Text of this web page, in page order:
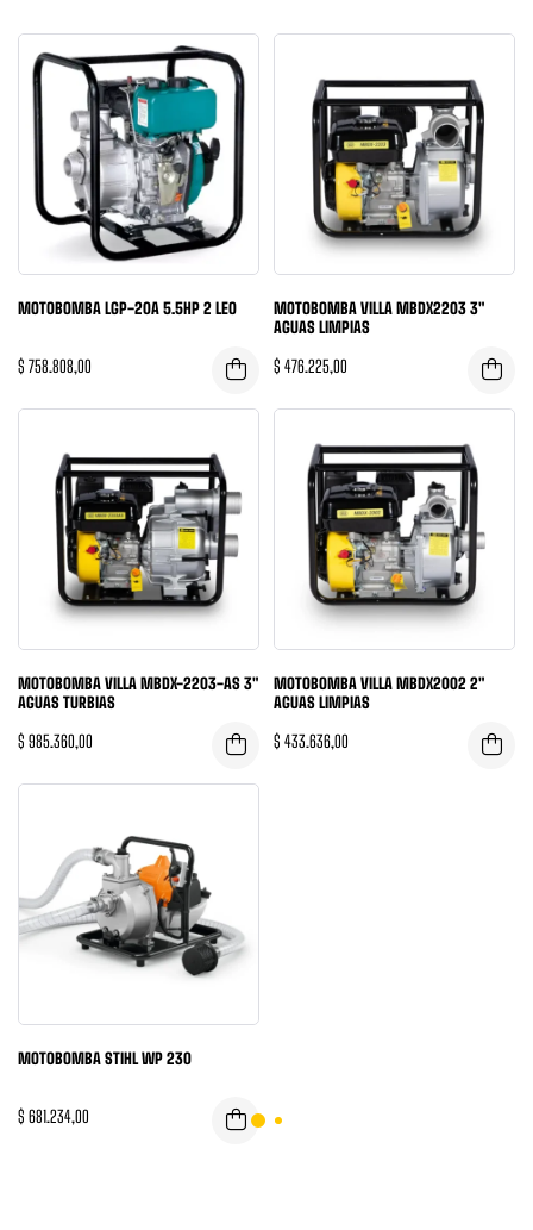
MOTOBOMBA LGP-20A 5.5HP 2 LEO
$ 758.808,00
MOTOBOMBA VILLA MBDX2203 3″
AGUAS LIMPIAS
$ 476.225,00
MOTOBOMBA VILLA MBDX-2203-AS 3″
AGUAS TURBIAS
$ 985.360,00
MOTOBOMBA VILLA MBDX2002 2″
AGUAS LIMPIAS
$ 433.636,00
MOTOBOMBA STIHL WP 230
$ 681.234,00